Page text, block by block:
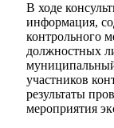
В ходе
информация,
контрольного
должностных
участников
результаты
мероприятия